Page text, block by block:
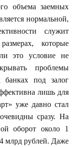
объема заемных
нормальной,
служит
которые
это условие не
проблемы
банках под залог
лишь для
уже давно стал
сразу. На
оборот около 1
млрд рублей. Даже